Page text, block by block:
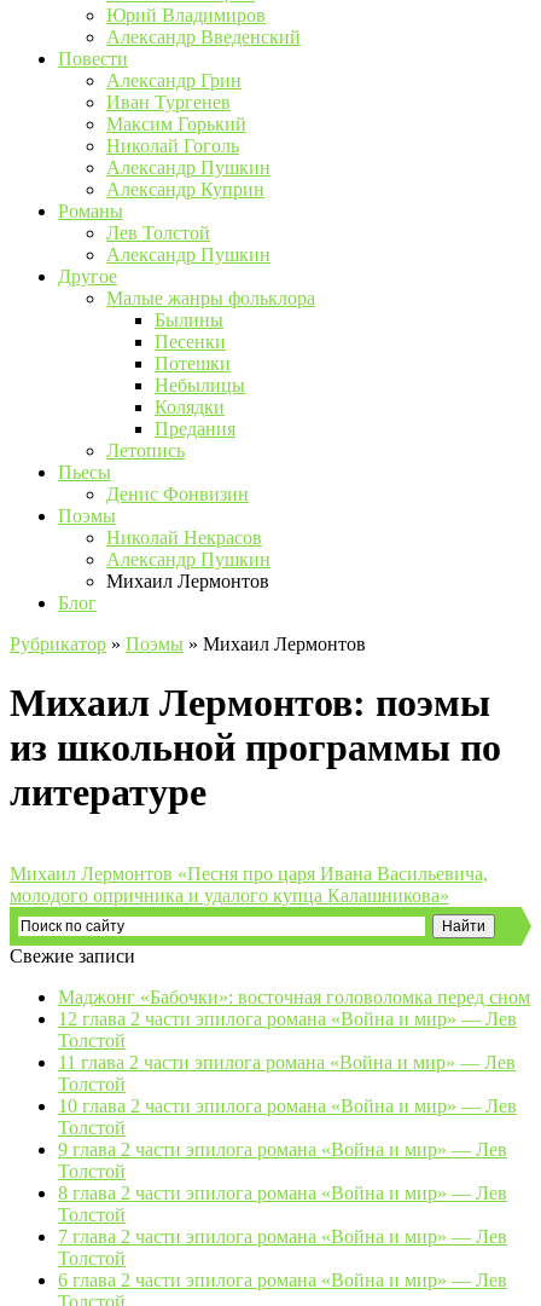
Юрий Владимиров
Александр Введенский
Повести
Александр Грин
Иван Тургенев
Максим Горький
Николай Гоголь
Александр Пушкин
Александр Куприн
Романы
Лев Толстой
Александр Пушкин
Другое
Малые жанры фольклора
Былины
Песенки
Потешки
Небылицы
Колядки
Предания
Летопись
Пьесы
Денис Фонвизин
Поэмы
Николай Некрасов
Александр Пушкин
Михаил Лермонтов
Блог
Рубрикатор » Поэмы » Михаил Лермонтов
Михаил Лермонтов: поэмы
из школьной программы по
литературе
Михаил Лермонтов «Песня про царя Ивана Васильевича,
молодого опричника и удалого купца Калашникова»
Свежие записи
Маджонг «Бабочки»: восточная головоломка перед сном
12 глава 2 части эпилога романа «Война и мир» — Лев
Толстой
11 глава 2 части эпилога романа «Война и мир» — Лев
Толстой
10 глава 2 части эпилога романа «Война и мир» — Лев
Толстой
9 глава 2 части эпилога романа «Война и мир» — Лев
Толстой
8 глава 2 части эпилога романа «Война и мир» — Лев
Толстой
7 глава 2 части эпилога романа «Война и мир» — Лев
Толстой
6 глава 2 части эпилога романа «Война и мир» — Лев
Толстой